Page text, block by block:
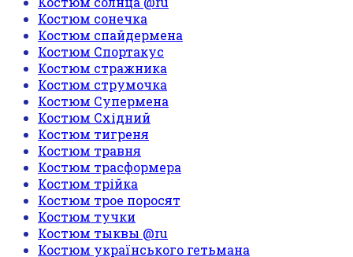
Костюм сонечка
Костюм спайдермена
Костюм Спортакус
Костюм стражника
Костюм струмочка
Костюм Супермена
Костюм Східний
Костюм тигреня
Костюм травня
Костюм трасформера
Костюм трійка
Костюм трое поросят
Костюм тучки
Костюм тыквы @ru
Костюм українського гетьмана